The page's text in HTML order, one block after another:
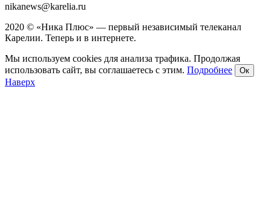
nikanews@karelia.ru
2020 © «Ника Плюс» — первый независимый телеканал
Карелии. Теперь и в интернете.
Мы используем cookies для анализа трафика. Продолжая
использовать сайт, вы соглашаетесь с этим. Подробнее Ок
Наверх